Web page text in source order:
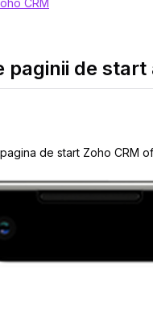
CRM
paginii de
de start Zoho CRM